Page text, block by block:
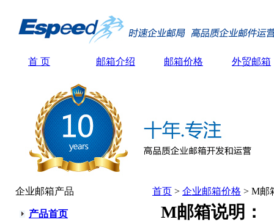
首 页 邮箱介绍 邮箱价格 外贸邮箱
企业邮箱产品
产品首页
首页 > 企业邮箱价格 > M邮
M邮箱说明：